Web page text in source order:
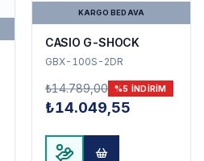
KARGO BEDAVA
CASIO G-SHOCK
GBX-100S-2DR
₺14.789,00 %5 INDIRIM
₺14.049,55